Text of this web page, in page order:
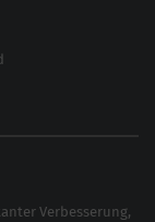
Verbesserung,